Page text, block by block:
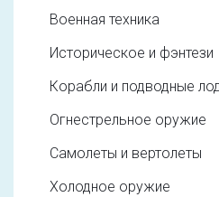
Военная техника
Историческое и фэнтези
Корабли и подводные
Огнестрельное оружие
Самолеты и вертолеты
Холодное оружие